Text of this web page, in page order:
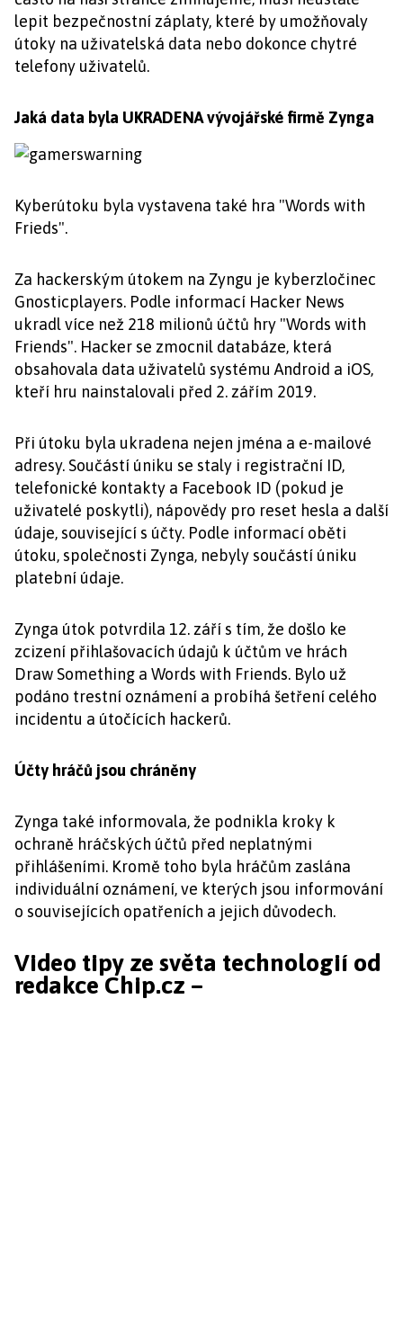
lepit bezpečnostní záplaty, které by umožňovaly
útoky na uživatelská data nebo dokonce chytré
telefony uživatelů.
Jaká data byla UKRADENA vývojářské firmě Zynga
Kyberútoku byla vystavena také hra "Words with
Frieds".
Za hackerským útokem na Zyngu je kyberzločinec
Gnosticplayers. Podle informací Hacker News
ukradl více než 218 milionů účtů hry "Words with
Friends". Hacker se zmocnil databáze, která
obsahovala data uživatelů systému Android a iOS,
kteří hru nainstalovali před 2. zářím 2019.
Při útoku byla ukradena nejen jména a e-mailové
adresy. Součástí úniku se staly i registrační ID,
telefonické kontakty a Facebook ID (pokud je
uživatelé poskytli), nápovědy pro reset hesla a další
údaje, související s účty. Podle informací oběti
útoku, společnosti Zynga, nebyly součástí úniku
platební údaje.
Zynga útok potvrdila 12. září s tím, že došlo ke
zcizení přihlašovacích údajů k účtům ve hrách
Draw Something a Words with Friends. Bylo už
podáno trestní oznámení a probíhá šetření celého
incidentu a útočících hackerů.
Účty hráčů jsou chráněny
Zynga také informovala, že podnikla kroky k
ochraně hráčských účtů před neplatnými
přihlášeními. Kromě toho byla hráčům zaslána
individuální oznámení, ve kterých jsou informování
o souvisejících opatřeních a jejich důvodech.
Video tipy ze světa technologií od
redakce Chip.cz –